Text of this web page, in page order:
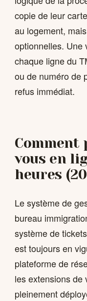
copie de leur
au logement,
optionnelles. Une
chaque ligne du
ou de numéro de
refus immédiat.
Comment
vous en
heures
Le système de
bureau
système de
est toujours en
plateforme de
les extensions de
pleinement